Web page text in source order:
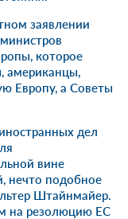
заявлении
которое
американцы,
Европу, а Советы
дел
вине
нечто подобное
Штайнмайер.
на резолюцию ЕС